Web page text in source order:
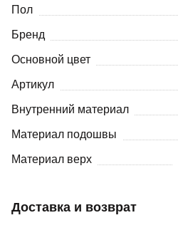
Доставка и возврат
Пол
Бренд
Основной цвет
Артикул
Внутренний материал
Материал подошвы
Материал верх